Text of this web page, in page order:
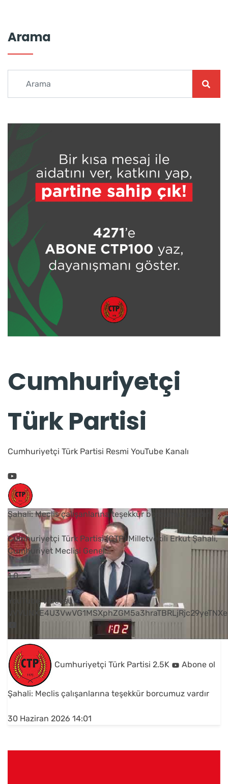
Arama
Cumhuriyetçi
Türk Partisi
Cumhuriyetçi Türk Partisi Resmi YouTube Kanalı
Şahali: Meclis çalışanlarına teşekkür borcumuz vardır
Cumhuriyetçi Türk Partisi (CTP) Milletvekili Erkut Şahali,
Cumhuriyet Meclisi Genel...
1 0
YouTube Videosu
Cumhuriyetçi Türk Partisi 2.5K Abone ol
Şahali: Meclis çalışanlarına teşekkür borcumuz vardır
30 Haziran 2026 14:01